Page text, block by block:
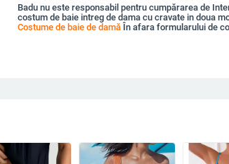
Badu nu este responsabil pentru cumpărarea de
costum de baie intreg de dama cu cravate in doua
Costume de baie de damăÎn afara formularului de